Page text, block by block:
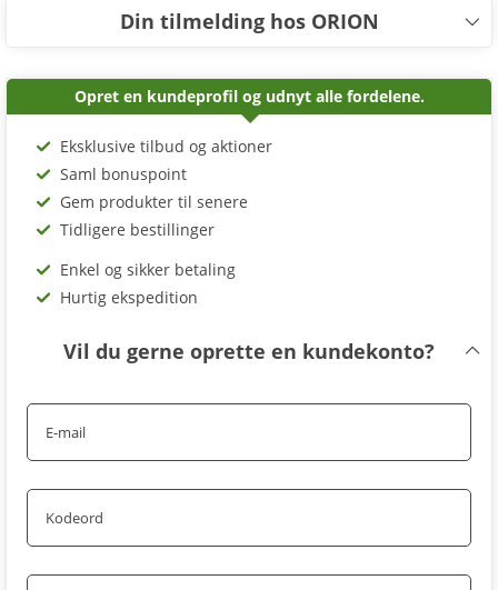
Din tilmelding hos ORION
Opret en kundeprofil og udnyt alle fordelene.
Eksklusive tilbud og aktioner
Saml bonuspoint
Gem produkter til senere
Tidligere bestillinger
Enkel og sikker betaling
Hurtig ekspedition
Vil du gerne oprette en kundekonto?
E-mail
Kodeord